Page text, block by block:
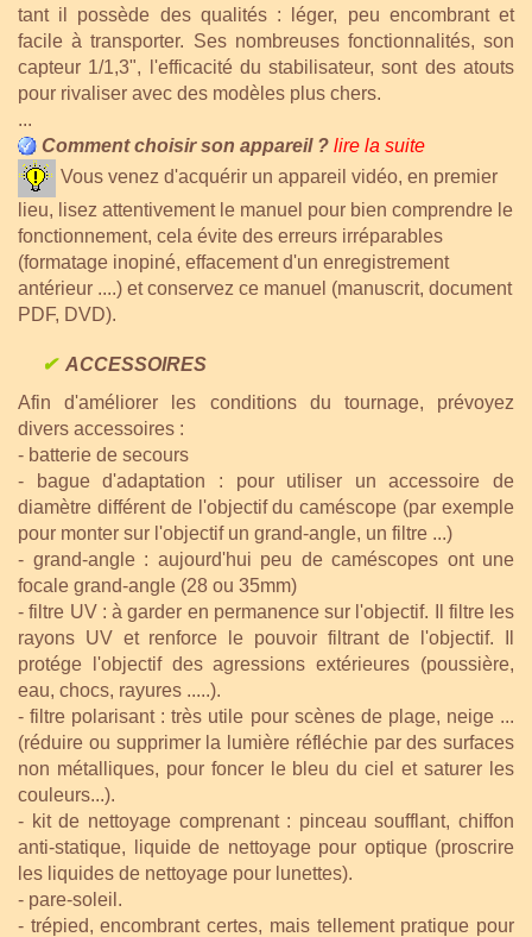
tant il possède des qualités : léger, peu encombrant et
facile à transporter. Ses nombreuses fonctionnalités, son
capteur 1/1,3", l'efficacité du stabilisateur, sont des atouts
pour rivaliser avec des modèles plus chers.
...
Comment choisir son appareil ? lire la suite
Vous venez d'acquérir un appareil vidéo, en premier
lieu, lisez attentivement le manuel pour bien comprendre le
fonctionnement, cela évite des erreurs irréparables
(formatage inopiné, effacement d'un enregistrement
antérieur ....) et conservez ce manuel (manuscrit, document
PDF, DVD).
✔ACCESSOIRES
Afin d'améliorer les conditions du tournage, prévoyez
divers accessoires :
- batterie de secours
- bague d'adaptation : pour utiliser un accessoire de
diamètre différent de l'objectif du caméscope (par exemple
pour monter sur l'objectif un grand-angle, un filtre ...)
- grand-angle : aujourd'hui peu de caméscopes ont une
focale grand-angle (28 ou 35mm)
- filtre UV : à garder en permanence sur l'objectif. Il filtre les
rayons UV et renforce le pouvoir filtrant de l'objectif. Il
protége l'objectif des agressions extérieures (poussière,
eau, chocs, rayures .....).
- filtre polarisant : très utile pour scènes de plage, neige ...
(réduire ou supprimer la lumière réfléchie par des surfaces
non métalliques, pour foncer le bleu du ciel et saturer les
couleurs...).
- kit de nettoyage comprenant : pinceau soufflant, chiffon
anti-statique, liquide de nettoyage pour optique (proscrire
les liquides de nettoyage pour lunettes).
- pare-soleil.
- trépied, encombrant certes, mais tellement pratique pour